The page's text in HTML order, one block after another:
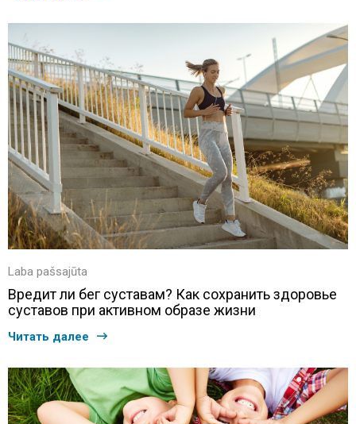
Laba pašsajūta
Вредит ли бег суставам? Как сохранить здоровье
суставов при активном образе жизни
Читать далее